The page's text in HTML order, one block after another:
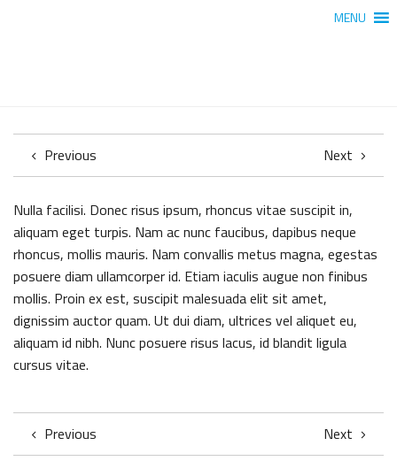
MENU
Previous Next
Nulla facilisi. Donec risus ipsum, rhoncus vitae suscipit in,
aliquam eget turpis. Nam ac nunc faucibus, dapibus neque
rhoncus, mollis mauris. Nam convallis metus magna, egestas
posuere diam ullamcorper id. Etiam iaculis augue non finibus
mollis. Proin ex est, suscipit malesuada elit sit amet,
dignissim auctor quam. Ut dui diam, ultrices vel aliquet eu,
aliquam id nibh. Nunc posuere risus lacus, id blandit ligula
cursus vitae.
Previous Next